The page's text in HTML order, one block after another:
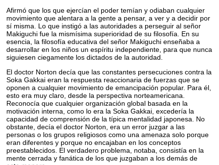
Afirmó que los que ejercían el poder temían y odiaban cualquier
movimiento que alentara a la gente a pensar, a ver y a decidir por
sí misma. Lo que instigó a las autoridades a perseguir al señor
Makiguchi fue la mismísima superioridad de su filosofía. En su
esencia, la filosofía educativa del señor Makiguchi enseñaba a
desarrollar en los niños un espíritu independiente, para que nunca
siguiesen ciegamente los dictados de la autoridad.
El doctor Norton decía que las constantes persecuciones contra la
Soka Gakkai eran la respuesta reaccionaria de fuerzas que se
oponen a cualquier movimiento de emancipación popular. Para él,
esto era muy claro, desde la perspectiva norteamericana.
Reconocía que cualquier organización global basada en la
motivación interna, como lo era la Soka Gakkai, excedería la
capacidad de comprensión de la típica mentalidad japonesa. No
obstante, decía el doctor Norton, era un error juzgar a las
personas o los grupos religiosos como una amenaza solo porque
eran diferentes y porque no encajaban en los conceptos
preestablecidos. El verdadero problema, notaba, consistía en la
mente cerrada y fanática de los que juzgaban a los demás de